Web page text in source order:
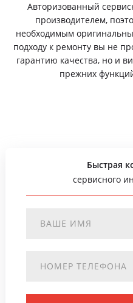
Авторизованный
производителем,
необходимым
подходу к ремонту вы не
гарантию качества, но и
прежних
Быстрая
сервисного